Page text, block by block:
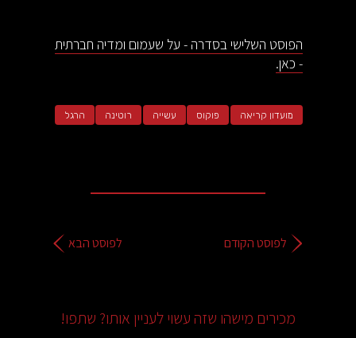
הפוסט השלישי בסדרה - על שעמום ומדיה חברתית
- כאן.
מועדון קריאה פוקוס עשייה רוטינה הרגל
לפוסט הקודם לפוסט הבא
מכירים מישהו שזה עשוי לעניין אותו? שתפו!